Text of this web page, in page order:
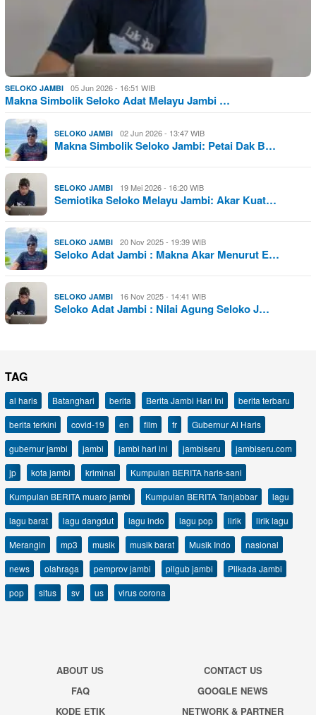
SELOKO JAMBI 05 Jun 2026 - 16:51 WIB
Makna Simbolik Seloko Adat Melayu Jambi …
SELOKO JAMBI 02 Jun 2026 - 13:47 WIB
Makna Simbolik Seloko Jambi: Petai Dak B…
SELOKO JAMBI 19 Mei 2026 - 16:20 WIB
Semiotika Seloko Melayu Jambi: Akar Kuat…
SELOKO JAMBI 20 Nov 2025 - 19:39 WIB
Seloko Adat Jambi : Makna Akar Menurut E…
SELOKO JAMBI 16 Nov 2025 - 14:41 WIB
Seloko Adat Jambi : Nilai Agung Seloko J…
TAG
al haris Batanghari berita Berita Jambi Hari Ini
berita terbaru
berita terkini
covid-19 en film fr
Gubernur Al Haris
gubernur jambi
jambi jambi hari ini jambiseru
jambiseru.com
jp
kota jambi kriminal
Kumpulan BERITA haris-sani
Kumpulan BERITA muaro jambi
Kumpulan BERITA Tanjabbar
lagu
lagu barat
lagu dangdut lagu indo lagu pop lirik
lirik lagu
Merangin
mp3 musik musik barat Musik Indo
nasional
news
olahraga pemprov jambi pilgub jambi
Pilkada Jambi
pop
situs sv us virus corona
ABOUT US
CONTACT US
FAQ
GOOGLE NEWS
KODE ETIK
NETWORK & PARTNER